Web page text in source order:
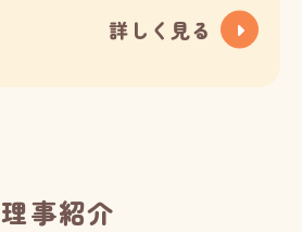
詳しく見る
理事紹介